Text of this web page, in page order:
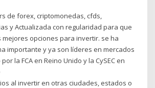
de forex, criptomonedas, cfds,
y Actualizada con regularidad para que
mejores opciones para invertir. se ha
importante y ya son líderes en mercados
la FCA en Reino Unido y la CySEC en
al invertir en otras ciudades, estados o